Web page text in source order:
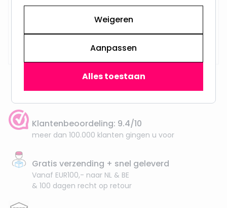
Op voorraad,
Vandaag verzonden
Klantenbeoordeling: 9.4/10
meer dan 100.000 klanten gingen u voor
Gratis verzending + snel geleverd
Vanaf EUR100,- naar NL & BE
& 100 dagen recht op retour
Weigeren
Aanpassen
Alles toestaan